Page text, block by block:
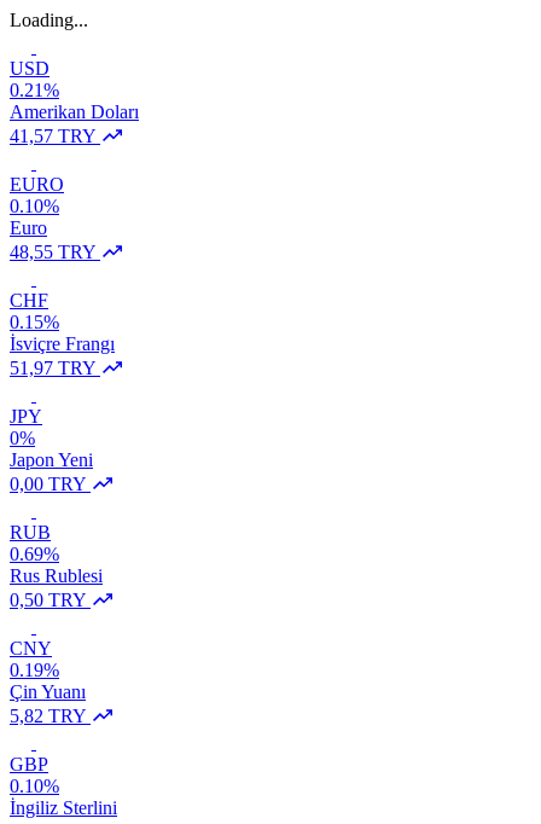
Loading...
USD
0.21%
Amerikan Doları
41,57 TRY
EURO
0.10%
Euro
48,55 TRY
CHF
0.15%
İsviçre Frangı
51,97 TRY
JPY
0%
Japon Yeni
0,00 TRY
RUB
0.69%
Rus Rublesi
0,50 TRY
CNY
0.19%
Çin Yuanı
5,82 TRY
GBP
0.10%
İngiliz Sterlini